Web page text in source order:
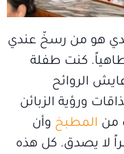
هو من رسخّ عندي
طاهياً. كنت طفلة
الروائح
ورؤية الزبائن
من المطبخ وأن
لا يصدق. كل هذه